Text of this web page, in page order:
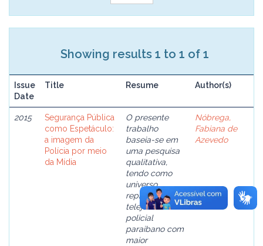
Showing results 1 to 1 of 1
Issue
Date
Title Resume Author(s)
2015
Segurança Pública
como Espetáculo:
a imagem da
Polícia por meio
da Mídia
O presente
trabalho
baseia-se em
uma pesquisa
qualitativa,
tendo como
universo
representado o
telejornal
policial
paraibano com
maior
Nóbrega,
Fabiana de
Azevedo